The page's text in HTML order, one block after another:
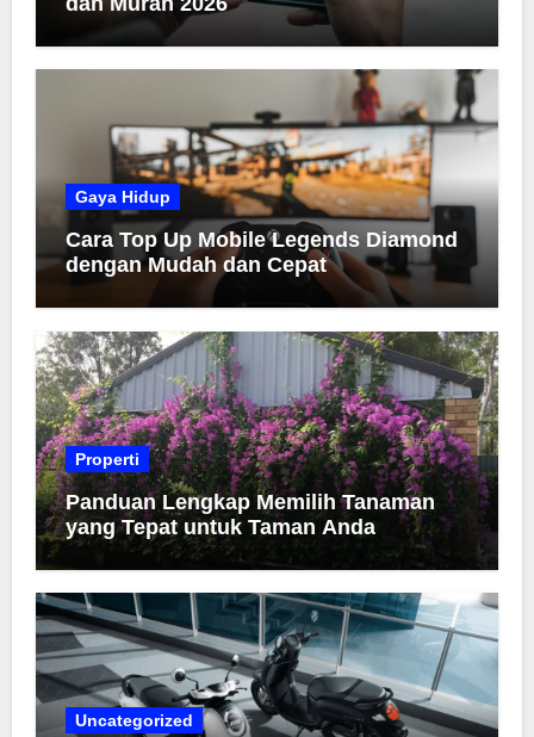
Gaya Hidup
Cara Top Up Mobile Legends Diamond
dengan Mudah dan Cepat
Properti
Panduan Lengkap Memilih Tanaman
yang Tepat untuk Taman Anda
Uncategorized